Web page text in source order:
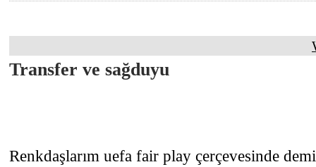
Transfer ve sağduyu
Renkdaşlarım uefa fair play çerçevesinde